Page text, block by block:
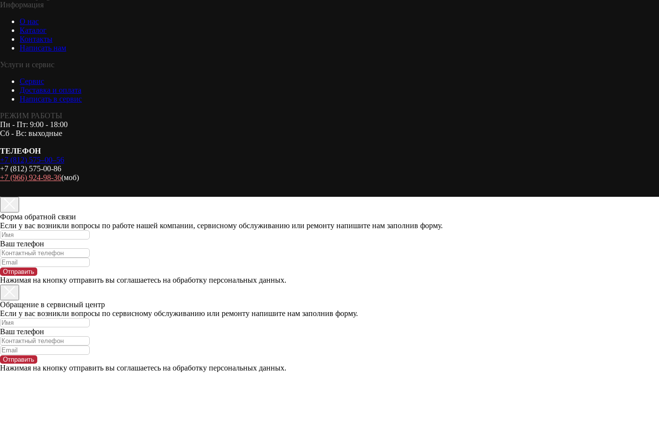
Информация
О нас
Каталог
Контакты
Написать нам
Услуги и сервис
Сервис
Доставка и оплата
Написать в сервис
РЕЖИМ РАБОТЫ
Пн - Пт: 9:00 - 18:00
Сб - Вс: выходные
ТЕЛЕФОН
+7 (812) 575–00–56
+7 (812) 575-00-86
+7 (966) 924-98-36(моб)
Форма обратной связи
Если у вас возникли вопросы по работе нашей компании, сервисному обслуживанию или ремонту напишите нам заполнив форму.
Ваш телефон
Отправить
Нажимая на кнопку отправить вы соглашаетесь на обработку персональных данных.
Обращение в сервисный центр
Если у вас возникли вопросы по сервисному обслуживанию или ремонту напишите нам заполнив форму.
Ваш телефон
Отправить
Нажимая на кнопку отправить вы соглашаетесь на обработку персональных данных.